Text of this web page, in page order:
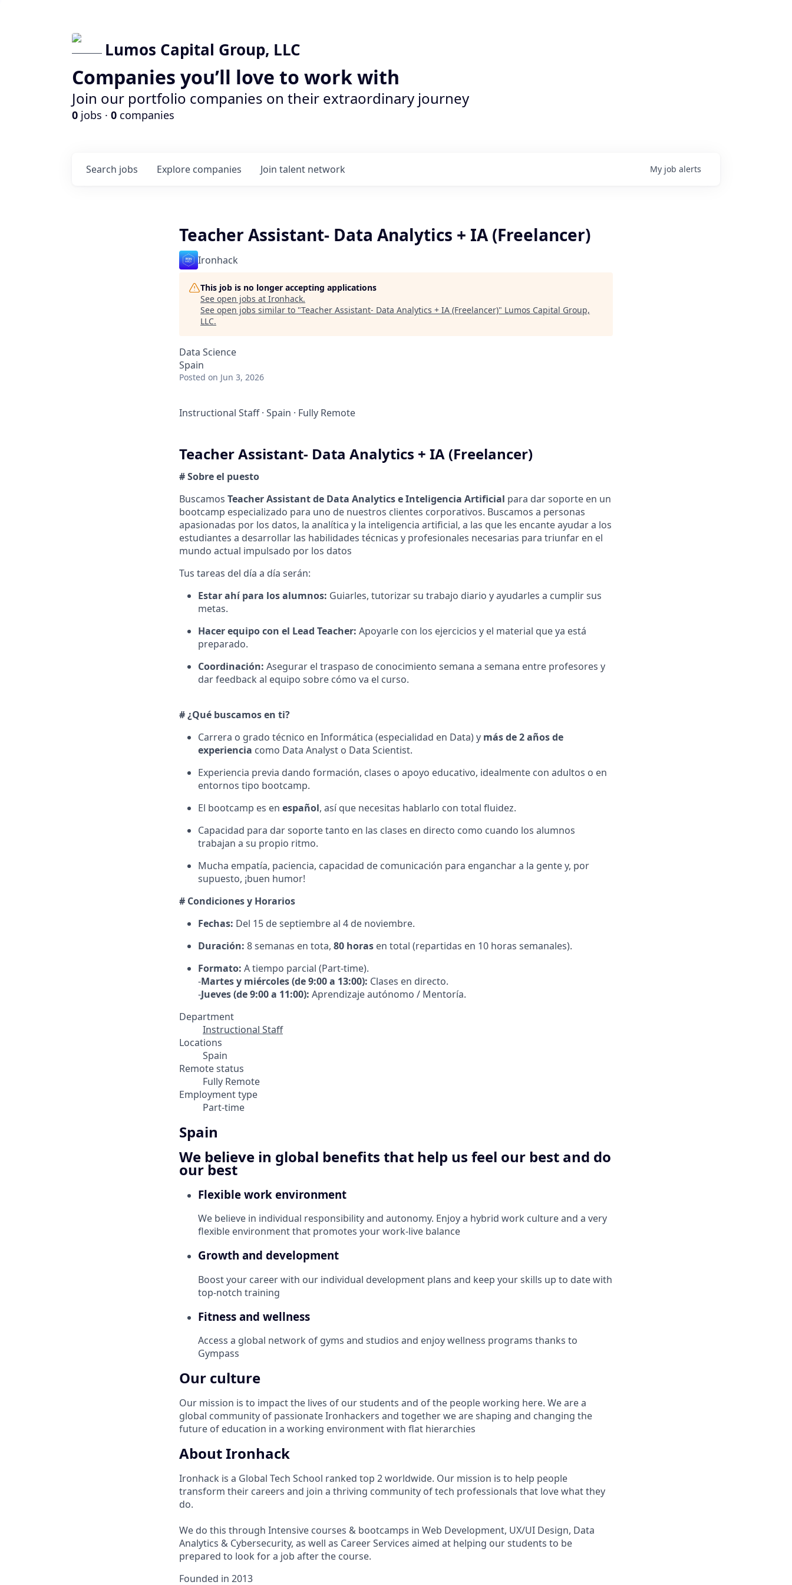
Lumos Capital Group, LLC
Companies you’ll love to work with
Join our portfolio companies on their extraordinary journey
0 jobs · 0 companies
Search jobs Explore companies Join talent network My job alerts
Teacher Assistant- Data Analytics + IA (Freelancer)
Ironhack
This job is no longer accepting applications
See open jobs at Ironhack.
See open jobs similar to "Teacher Assistant- Data Analytics + IA (Freelancer)" Lumos Capital Group,
LLC.
Data Science
Spain
Posted on Jun 3, 2026
Instructional Staff · Spain · Fully Remote
Teacher Assistant- Data Analytics + IA (Freelancer)
# Sobre el puesto
Buscamos Teacher Assistant de Data Analytics e Inteligencia Artificial para dar soporte en un
bootcamp especializado para uno de nuestros clientes corporativos. Buscamos a personas
apasionadas por los datos, la analítica y la inteligencia artificial, a las que les encante ayudar a los
estudiantes a desarrollar las habilidades técnicas y profesionales necesarias para triunfar en el
mundo actual impulsado por los datos
Tus tareas del día a día serán:
Estar ahí para los alumnos: Guiarles, tutorizar su trabajo diario y ayudarles a cumplir sus
metas.
Hacer equipo con el Lead Teacher: Apoyarle con los ejercicios y el material que ya está
preparado.
Coordinación: Asegurar el traspaso de conocimiento semana a semana entre profesores y
dar feedback al equipo sobre cómo va el curso.
# ¿Qué buscamos en ti?
Carrera o grado técnico en Informática (especialidad en Data) y más de 2 años de
experiencia como Data Analyst o Data Scientist.
Experiencia previa dando formación, clases o apoyo educativo, idealmente con adultos o en
entornos tipo bootcamp.
El bootcamp es en español, así que necesitas hablarlo con total fluidez.
Capacidad para dar soporte tanto en las clases en directo como cuando los alumnos
trabajan a su propio ritmo.
Mucha empatía, paciencia, capacidad de comunicación para enganchar a la gente y, por
supuesto, ¡buen humor!
# Condiciones y Horarios
Fechas: Del 15 de septiembre al 4 de noviembre.
Duración: 8 semanas en tota, 80 horas en total (repartidas en 10 horas semanales).
Formato: A tiempo parcial (Part-time).
-Martes y miércoles (de 9:00 a 13:00): Clases en directo.
-Jueves (de 9:00 a 11:00): Aprendizaje autónomo / Mentoría.
Department
Instructional Staff
Locations
Spain
Remote status
Fully Remote
Employment type
Part-time
Spain
We believe in global benefits that help us feel our best and do
our best
Flexible work environment
We believe in individual responsibility and autonomy. Enjoy a hybrid work culture and a very
flexible environment that promotes your work-live balance
Growth and development
Boost your career with our individual development plans and keep your skills up to date with
top-notch training
Fitness and wellness
Access a global network of gyms and studios and enjoy wellness programs thanks to
Gympass
Our culture
Our mission is to impact the lives of our students and of the people working here. We are a
global community of passionate Ironhackers and together we are shaping and changing the
future of education in a working environment with flat hierarchies
About Ironhack
Ironhack is a Global Tech School ranked top 2 worldwide. Our mission is to help people
transform their careers and join a thriving community of tech professionals that love what they
do.
We do this through Intensive courses & bootcamps in Web Development, UX/UI Design, Data
Analytics & Cybersecurity, as well as Career Services aimed at helping our students to be
prepared to look for a job after the course.
Founded in 2013